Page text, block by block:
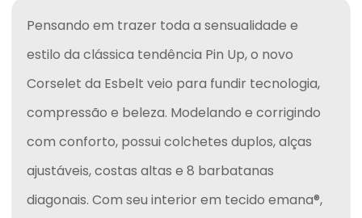
Pensando em trazer toda a sensualidade e
estilo da clássica tendência Pin Up, o novo
Corselet da Esbelt veio para fundir tecnologia,
compressão e beleza. Modelando e corrigindo
com conforto, possui colchetes duplos, alças
ajustáveis, costas altas e 8 barbatanas
diagonais. Com seu interior em tecido emana®,